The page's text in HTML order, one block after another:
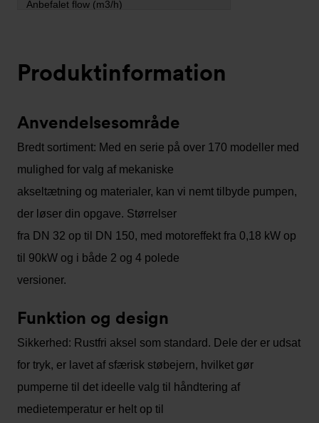
Produktinformation
Anvendelsesområde
Bredt sortiment: Med en serie på over 170 modeller med
mulighed for valg af mekaniske
akseltætning og materialer, kan vi nemt tilbyde pumpen,
der løser din opgave. Størrelser
fra DN 32 op til DN 150, med motoreffekt fra 0,18 kW op
til 90kW og i både 2 og 4 polede
versioner.
Funktion og design
Sikkerhed: Rustfri aksel som standard. Dele der er udsat
for tryk, er lavet af sfærisk støbejern, hvilket gør
pumperne til det ideelle valg til håndtering af
medietemperatur er helt op til